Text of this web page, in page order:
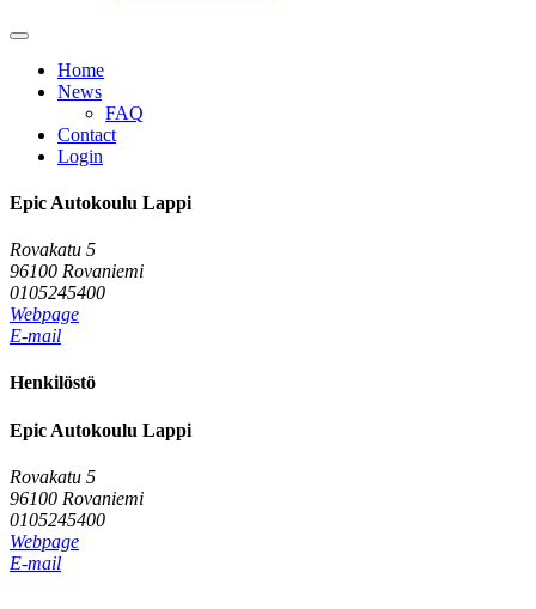
Home
News
FAQ
Contact
Login
Epic Autokoulu Lappi
Rovakatu 5
96100 Rovaniemi
0105245400
Webpage
E-mail
Henkilöstö
Epic Autokoulu Lappi
Rovakatu 5
96100 Rovaniemi
0105245400
Webpage
E-mail